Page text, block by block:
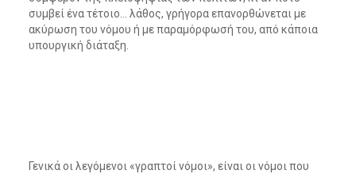
συμβεί ένα τέτοιο… λάθος, γρήγορα επανορθώνεται με
ακύρωση του νόμου ή με παραμόρφωσή του, από κάποια
υπουργική διάταξη.
Γενικά οι λεγόμενοι «γραπτοί νόμοι», είναι οι νόμοι που